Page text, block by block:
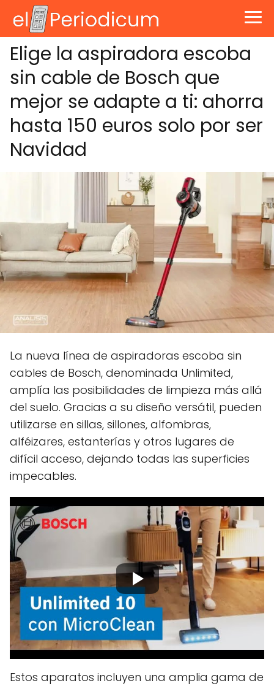
Elige la aspiradora escoba
sin cable de Bosch que
mejor se adapte a ti: ahorra
hasta 150 euros solo por ser
Navidad
La nueva línea de aspiradoras escoba sin
cables de Bosch, denominada Unlimited,
amplía las posibilidades de limpieza más allá
del suelo. Gracias a su diseño versátil, pueden
utilizarse en sillas, sillones, alfombras,
alféizares, estanterías y otros lugares de
difícil acceso, dejando todas las superficies
impecables.
Estos aparatos incluyen una amplia gama de